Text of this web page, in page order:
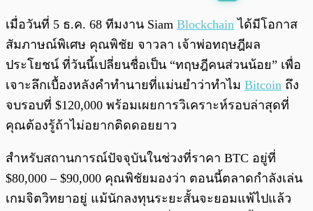
พร้อมเล่น 0:00 /0:00
เมื่อวันที่ 5 ธ.ค. 68 ทีมงาน Siam Blockchain ได้มีโอกาส
สัมภาษณ์พิเศษ คุณพิชัย จาวลา เจ้าพ่อทฤษฎีผล
ประโยชน์ ที่วันนี้เปลี่ยนชื่อเป็น “ทฤษฎีคนส่วนน้อย” เพื่อ
เจาะลึกเบื้องหลังคำทำนายที่แม่นยำว่าทำไม Bitcoin ถึง
จบรอบที่ $120,000 พร้อมเผยการวิเคราะห์รอบล่าสุดที่
คุณต้องรู้ถ้าไม่อยากติดดอยยาว
สำหรับสถานการณ์ปัจจุบันในช่วงที่ราคา BTC อยู่ที่
$80,000 – $90,000 คุณพิชัยมองว่า ตอนนี้ตลาดกำลังเล่น
เกมจิตวิทยาอยู่ แม้นักลงทุนระยะสั้นจะยอมแพ้ไปแล้ว